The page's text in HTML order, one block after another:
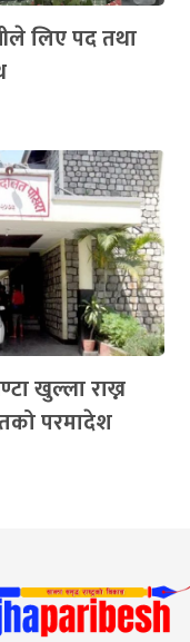
लिए पद तथा
खुल्ला राख्न
परमादेश